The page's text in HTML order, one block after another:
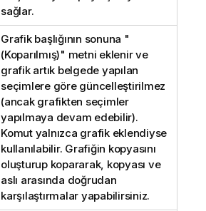
sağlar.
Grafik başlığının sonuna "
(Koparılmış)" metni eklenir ve
grafik artık belgede yapılan
seçimlere göre güncelleştirilmez
(ancak grafikten seçimler
yapılmaya devam edebilir).
Komut yalnızca grafik eklendiyse
kullanılabilir. Grafiğin kopyasını
oluşturup kopararak, kopyası ve
aslı arasında doğrudan
karşılaştırmalar yapabilirsiniz.